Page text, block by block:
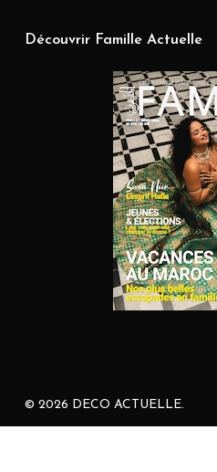
Découvrir Famille Actuelle
© 2026 DECO ACTUELLE.